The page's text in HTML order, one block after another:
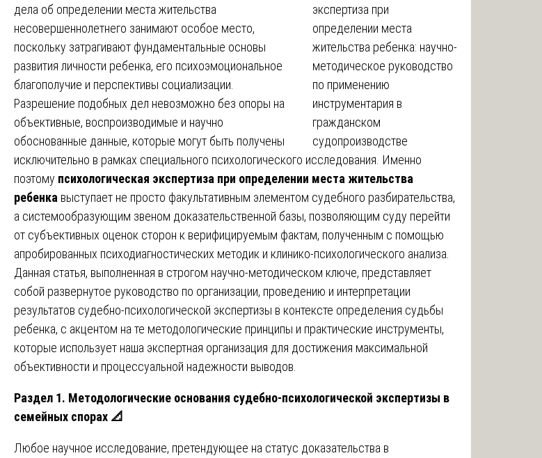
дела об определении места жительства
несовершеннолетнего занимают особое место,
поскольку затрагивают фундаментальные основы
развития личности ребенка, его психоэмоциональное
благополучие и перспективы социализации.
Разрешение подобных дел невозможно без опоры на
объективные, воспроизводимые и научно
обоснованные данные, которые могут быть получены
исключительно в рамках специального психологического исследования. Именно
поэтому психологическая экспертиза при определении места жительства
ребенка выступает не просто факультативным элементом судебного разбирательства,
а системообразующим звеном доказательственной базы, позволяющим суду перейти
от субъективных оценок сторон к верифицируемым фактам, полученным с помощью
апробированных психодиагностических методик и клинико-психологического анализа.
Данная статья, выполненная в строгом научно-методическом ключе, представляет
собой развернутое руководство по организации, проведению и интерпретации
результатов судебно-психологической экспертизы в контексте определения судьбы
ребенка, с акцентом на те методологические принципы и практические инструменты,
которые использует наша экспертная организация для достижения максимальной
объективности и процессуальной надежности выводов.
Раздел 1. Методологические основания судебно-психологической экспертизы в
семейных спорах 📐
Любое научное исследование, претендующее на статус доказательства в